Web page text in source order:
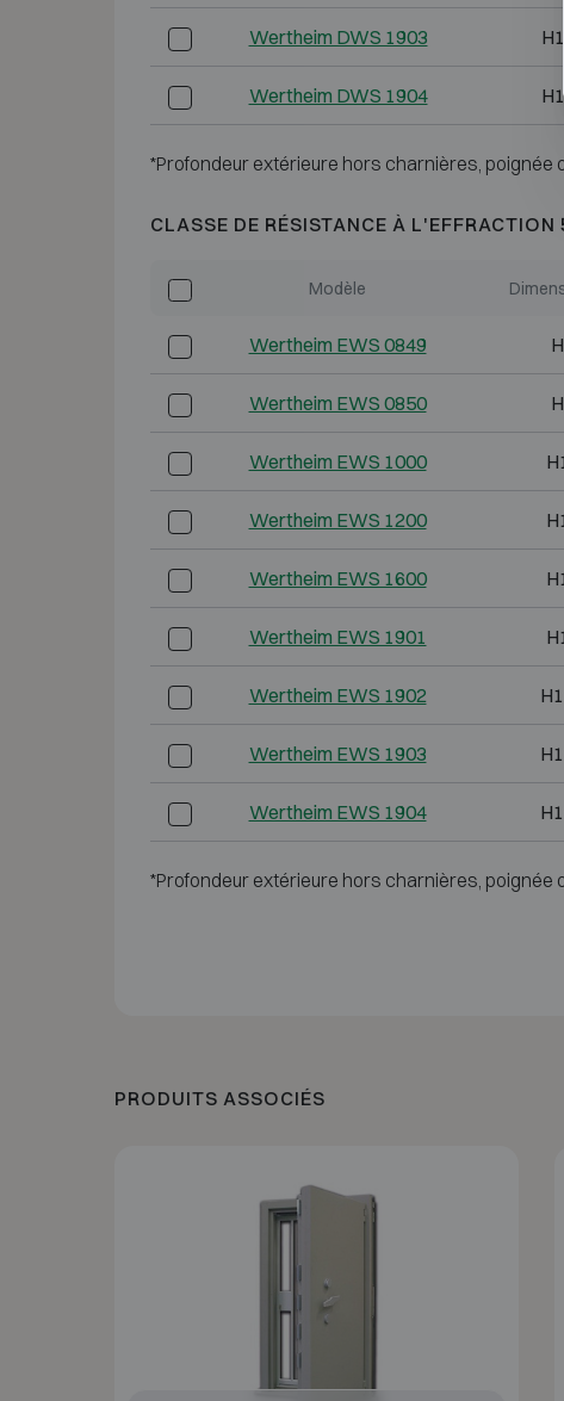
Wertheim DWS 1903
Wertheim DWS 1904
*Profondeur extérieure hors charnières, poignée
CLASSE DE RÉSISTANCE À L'EFFRACTION
Modèle
Wertheim EWS 0849
Wertheim EWS 0850
Wertheim EWS 1000
Wertheim EWS 1200
Wertheim EWS 1600
Wertheim EWS 1901
Wertheim EWS 1902
Wertheim EWS 1903
Wertheim EWS 1904
*Profondeur extérieure hors charnières, poignée
PRODUITS ASSOCIÉS